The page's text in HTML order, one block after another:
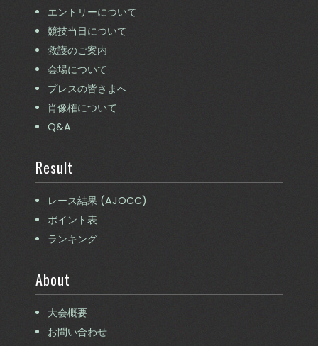
エントリーについて
競技当日について
救護のご案内
会場について
プレスの皆さまへ
肖像権について
Q&A
Result
レース結果 (AJOCC)
ポイント表
ランキング
About
大会概要
お問い合わせ